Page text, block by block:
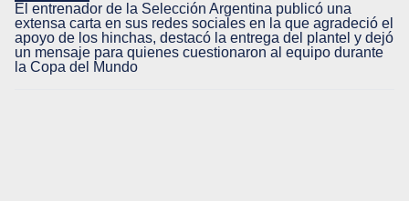
El entrenador de la Selección Argentina publicó una
extensa carta en sus redes sociales en la que agradeció el
apoyo de los hinchas, destacó la entrega del plantel y dejó
un mensaje para quienes cuestionaron al equipo durante
la Copa del Mundo